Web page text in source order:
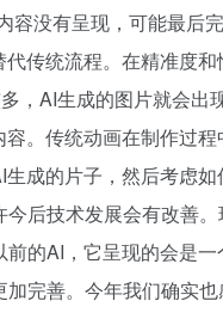
没有呈现，可能最后
传统流程。在精准度
，AI生成的图片就会出
。传统动画在制作过
成的片子，然后考虑
后技术发展会有改善。
的AI，它呈现的会是一
完善。今年我们确实